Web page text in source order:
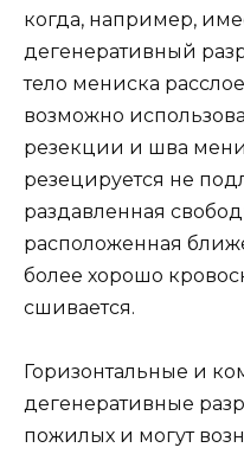
когда, например,
дегенеративный
тело мениска
возможно
резекции и шва
резецируется не
раздавленная
расположенная
более хорошо
сшивается.
Горизонтальные и
дегенеративные
пожилых и могут